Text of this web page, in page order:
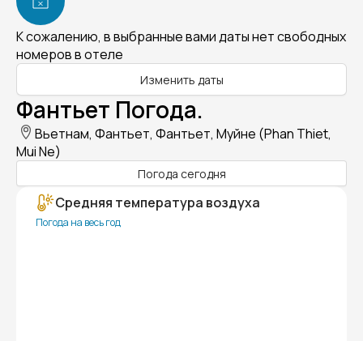
К сожалению, в выбранные вами даты нет свободных
номеров в отеле
Изменить даты
Фантьет Погода.
Вьетнам, Фантьет, Фантьет, Муйне (Phan Thiet,
Mui Ne)
Погода сегодня
Средняя температура воздуха
Погода на весь год